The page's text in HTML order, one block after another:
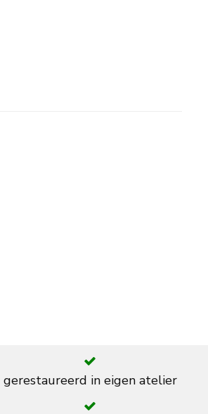
gerestaureerd in eigen atelier